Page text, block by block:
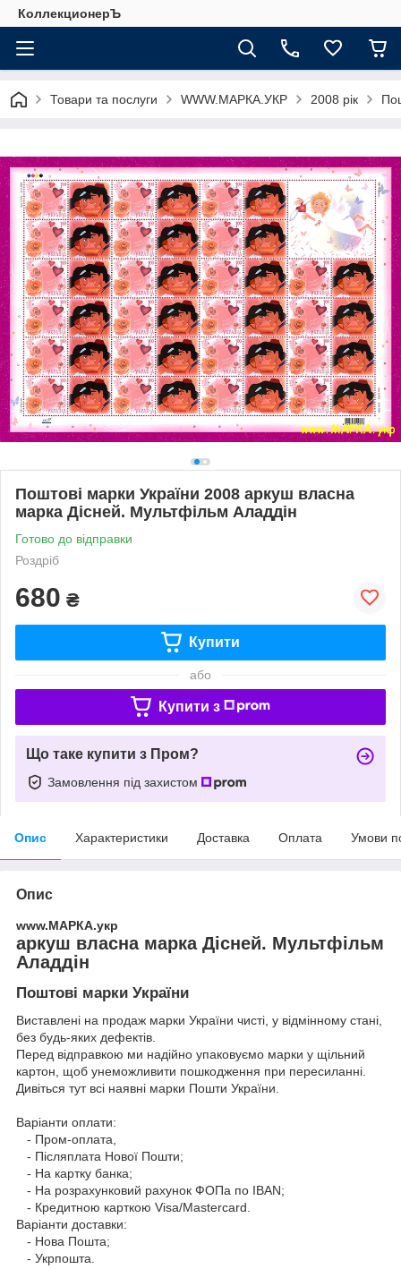
КоллекционерЪ
Товари та послуги WWW.МАРКА.УКР 2008 рік
Поштові марки України 2008 аркуш власна
марка Дісней. Мультфільм Аладдін
Готово до відправки
Роздріб
680 ₴
Купити
або
Купити з
Що таке купити з Пром?
Замовлення під захистом
Опис Характеристики Доставка Оплата Умови
Опис
www.МАРКА.укр
аркуш власна марка Дісней. Мультфільм
Аладдін
Поштові марки України
Виставлені на продаж марки України чисті, у відмінному стані,
без будь-яких дефектів.
Перед відправкою ми надійно упаковуємо марки у щільний
картон, щоб унеможливити пошкодження при пересиланні.
Дивіться тут всі наявні марки Пошти України.
Варіанти оплати:
- Пром-оплата,
- Післяплата Нової Пошти;
- На картку банка;
- На розрахунковий рахунок ФОПа по IBAN;
- Кредитною карткою Visa/Mastercard.
Варіанти доставки:
- Нова Пошта;
- Укрпошта.